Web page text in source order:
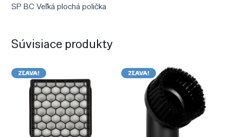
SP BC Veľká plochá polička
Súvisiace produkty
ZĽAVA! ZĽAVA!